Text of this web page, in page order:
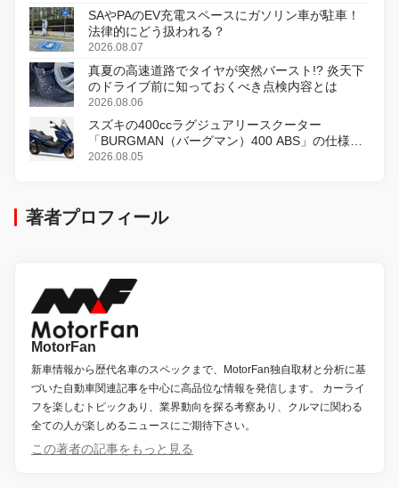
SAやPAのEV充電スペースにガソリン車が駐車！
法律的にどう扱われる？
2026.08.07
真夏の高速道路でタイヤが突然バースト!? 炎天下
のドライブ前に知っておくべき点検内容とは
2026.08.06
スズキの400ccラグジュアリースクーター
「BURGMAN（バーグマン）400 ABS」の仕様を
変更し、8月18日に発売
2026.08.05
著者プロフィール
MotorFan
新車情報から歴代名車のスペックまで、MotorFan独自取材と分析に基
づいた自動車関連記事を中心に高品位な情報を発信します。 カーライ
フを楽しむトピックあり、業界動向を探る考察あり、クルマに関わる
全ての人が楽しめるニュースにご期待下さい。
この著者の記事をもっと見る